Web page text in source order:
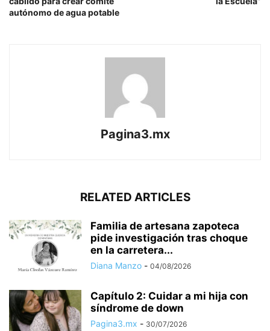
autónomo de agua potable
Pagina3.mx
RELATED ARTICLES
Familia de artesana zapoteca
pide investigación tras choque
en la carretera...
Diana Manzo - 04/08/2026
Capítulo 2: Cuidar a mi hija con
síndrome de down
Pagina3.mx - 30/07/2026